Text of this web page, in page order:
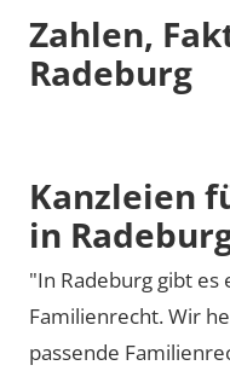
Zahlen,
Radeburg
Kanzleien
in
"In Radeburg gibt es
Familienrecht. Wir
passende